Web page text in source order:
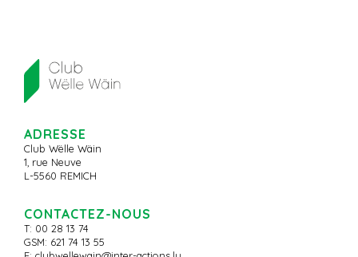
ADRESSE
Club Wëlle Wäin
1, rue Neuve
L-5560 REMICH
CONTACTEZ-NOUS
T: 00 28 13 74
GSM: 621 74 13 55